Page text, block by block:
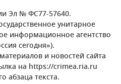
Эл № ФС77-57640.
унитарное
информационное агентство
сегодня»).
и новостей сайта
на https://crimea.ria.ru
абзаца текста.